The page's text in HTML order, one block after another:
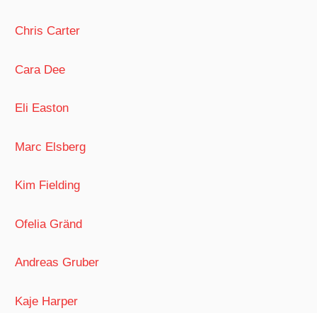
Chris Carter
Cara Dee
Eli Easton
Marc Elsberg
Kim Fielding
Ofelia Gränd
Andreas Gruber
Kaje Harper